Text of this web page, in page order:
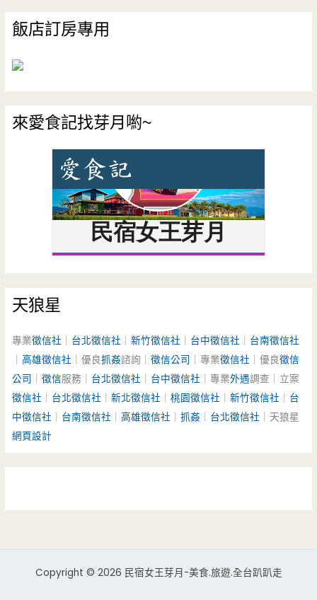
飯店訂房專用
來愛食記找芽月喲~
天狼星
專業徵信社 台北徵信社 ｜新竹徵信社 台中徵信社
台南徵信社
｜高雄徵信社 ｜優良抓姦諮詢｜徵信公司 ｜專業徵信社 ｜優良徵信
公司 ｜徵信服務｜ 台北徵信社 台中徵信社 ｜專業外遇調查｜立案
徵信社
台北徵信社 ｜新北徵信社 ｜桃園徵信社 ｜新竹徵信社
台
中徵信社
台南徵信社 ｜高雄徵信社 ｜抓姦 台北徵信社 ｜天狼星
網頁設計
Copyright © 2026 民宿女王芽月-美食.旅遊.全台趴趴走